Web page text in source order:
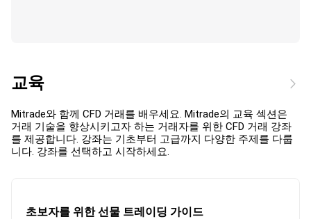
교육
Mitrade와 함께 CFD 거래를 배우세요. Mitrade의 교육 섹션은
거래 기술을 향상시키고자 하는 거래자를 위한 CFD 거래 강좌
를 제공합니다. 강좌는 기초부터 고급까지 다양한 주제를 다룹
니다. 강좌를 선택하고 시작하세요.
초보자를 위한 선물 트레이딩 가이드